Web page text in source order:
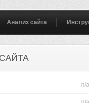
Анализ сайта
n/a